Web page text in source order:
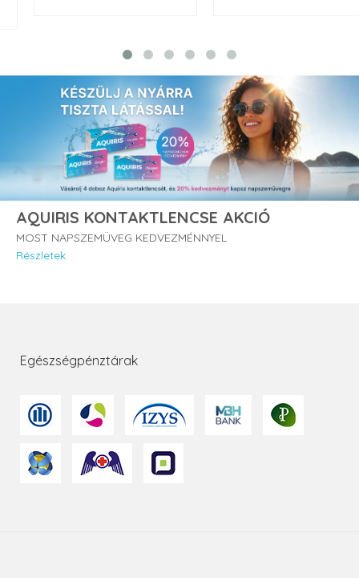
AQUIRIS KONTAKTLENCSE AKCIÓ
MOST NAPSZEMÜVEG KEDVEZMÉNNYEL
Részletek
Egészségpénztárak